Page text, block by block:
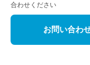
合わせください
お問い合わ